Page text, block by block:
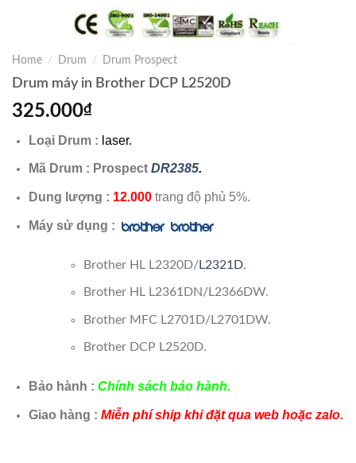
Home / Drum / Drum Prospect
Drum máy in Brother DCP L2520D
325.000₫
Loại Drum : laser.
Mã Drum : Prospect DR2385.
Dung lượng : 12.000trang độ phủ 5%.
Máy sử dụng :
Brother HL L2320D/L2321D.
Brother HL L2361DN/L2366DW.
Brother MFC L2701D/L2701DW.
Brother DCP L2520D.
Bảo hành : Chính sách bảo hành.
Giao hàng : Miễn phí ship khi đặt qua web hoặc zalo.